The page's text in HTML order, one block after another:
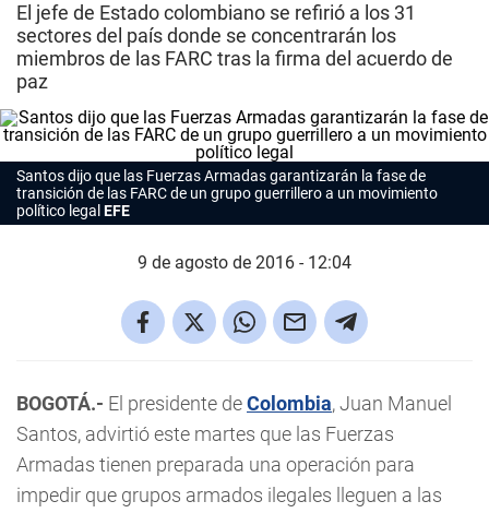
El jefe de Estado colombiano se refirió a los 31
sectores del país donde se concentrarán los
miembros de las FARC tras la firma del acuerdo de
paz
Santos dijo que las Fuerzas Armadas garantizarán la fase de
transición de las FARC de un grupo guerrillero a un movimiento
político legal EFE
9 de agosto de 2016 - 12:04
BOGOTÁ.- El presidente deColombia, Juan Manuel
Santos, advirtió este martes que las Fuerzas
Armadas tienen preparada una operación para
impedir que grupos armados ilegales lleguen a las